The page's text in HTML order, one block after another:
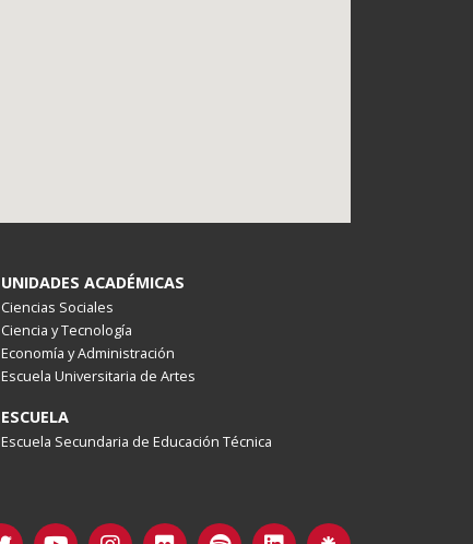
UNIDADES ACADÉMICAS
Ciencias Sociales
Ciencia y Tecnología
Economía y Administración
Escuela Universitaria de Artes
ESCUELA
Escuela Secundaria de Educación Técnica